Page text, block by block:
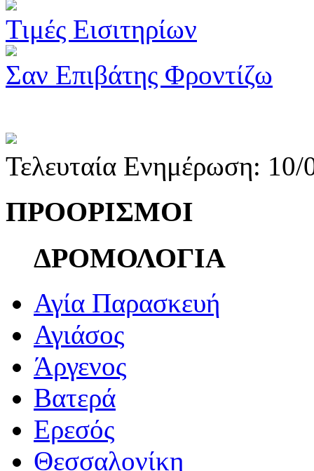
Τιμές Εισιτηρίων
Σαν Επιβάτης Φροντίζω
Τελευταία Ενημέρωση:
ΠΡΟΟΡΙΣΜΟΙ
ΔΡΟΜΟΛΟΓΙΑ
Αγία Παρασκευή
Αγιάσος
Άργενος
Βατερά
Ερεσός
Θεσσαλονίκη